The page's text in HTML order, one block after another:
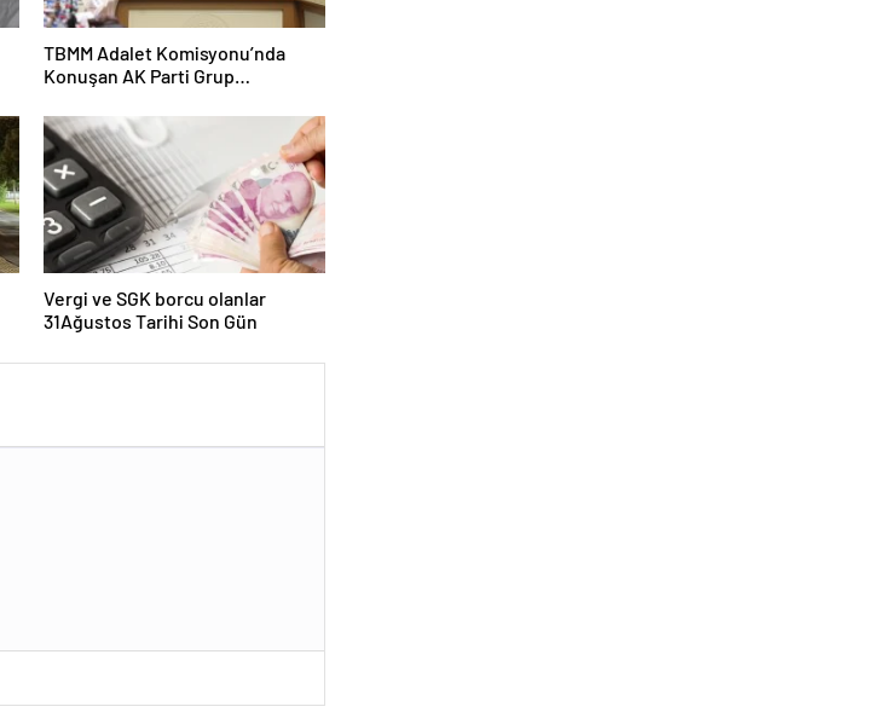
TBMM Adalet Komisyonu’nda
Konuşan AK Parti Grup
“Kanun Teklifi Milletimizin
Teklifidir”
Vergi ve SGK borcu olanlar
31Ağustos Tarihi Son Gün